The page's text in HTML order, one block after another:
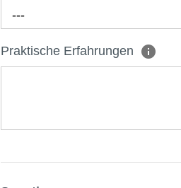
---
Praktische Erfahrungen